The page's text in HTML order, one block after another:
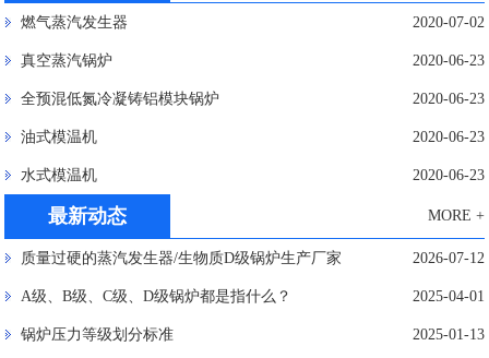
燃气蒸汽发生器 2020-07-02
真空蒸汽锅炉 2020-06-23
全预混低氮冷凝铸铝模块锅炉 2020-06-23
油式模温机 2020-06-23
水式模温机 2020-06-23
最新动态 MORE +
质量过硬的蒸汽发生器/生物质D级锅炉生产厂家 2026-07-12
A级、B级、C级、D级锅炉都是指什么？ 2025-04-01
锅炉压力等级划分标准 2025-01-13